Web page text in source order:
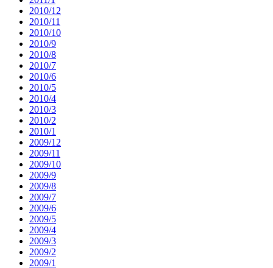
2010/12
2010/11
2010/10
2010/9
2010/8
2010/7
2010/6
2010/5
2010/4
2010/3
2010/2
2010/1
2009/12
2009/11
2009/10
2009/9
2009/8
2009/7
2009/6
2009/5
2009/4
2009/3
2009/2
2009/1